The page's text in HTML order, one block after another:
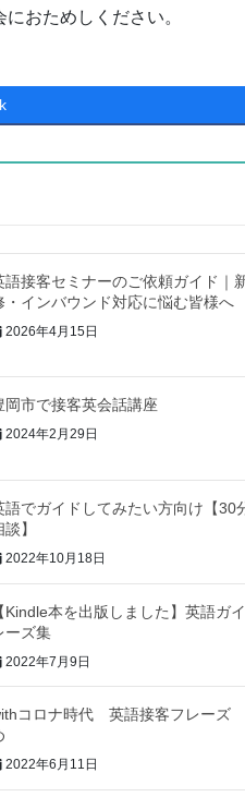
おためしください。
語接客セミナーのご依頼ガイド｜
・インバウンド対応に悩む皆様へ
2026年4月15日
岡市で接客英会話講座
2024年2月29日
語でガイドしてみたい方向け【30
】
2022年10月18日
【Kindle本を出版しました】英語ガ
ーズ集
2022年7月9日
コロナ時代 英語接客フレーズ
2022年6月11日